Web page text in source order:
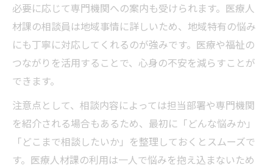
必要に応じて専門機関への案内も受けられます。医療人
材課の相談員は地域事情に詳しいため、地域特有の悩み
にも丁寧に対応してくれるのが強みです。医療や福祉の
つながりを活用することで、心身の不安を減らすことが
できます。
注意点として、相談内容によっては担当部署や専門機関
を紹介される場合もあるため、最初に「どんな悩みか」
「どこまで相談したいか」を整理しておくとスムーズで
す。医療人材課の利用は一人で悩みを抱え込まないため